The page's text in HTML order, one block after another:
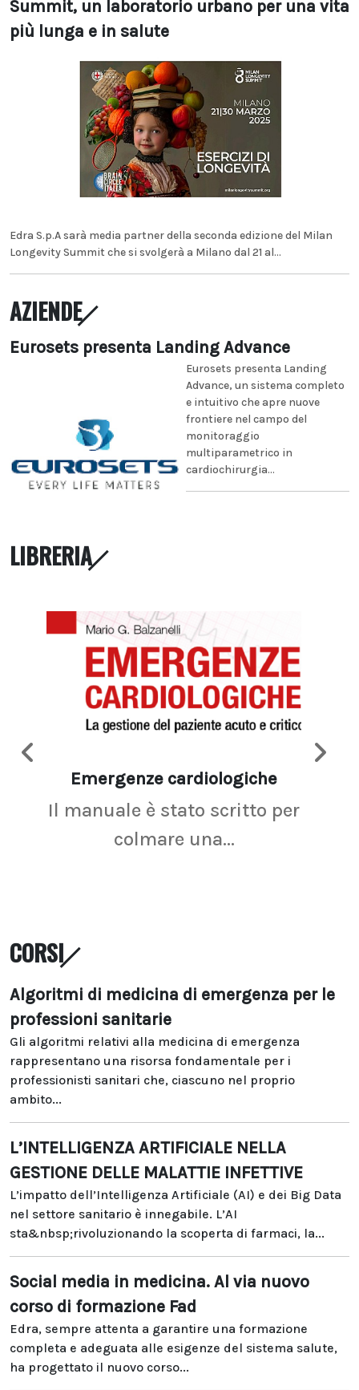
Summit, un laboratorio urbano per una vita
più lunga e in salute
Edra S.p.A sarà media partner della seconda edizione del Milan
Longevity Summit che si svolgerà a Milano dal 21 al...
AZIENDE
Eurosets presenta Landing Advance
Eurosets presenta Landing
Advance, un sistema completo
e intuitivo che apre nuove
frontiere nel campo del
monitoraggio
multiparametrico in
cardiochirurgia...
LIBRERIA
Emergenze cardiologiche
Il manuale è stato scritto per
colmare una...
CORSI
Algoritmi di medicina di emergenza per le
professioni sanitarie
Gli algoritmi relativi alla medicina di emergenza
rappresentano una risorsa fondamentale per i
professionisti sanitari che, ciascuno nel proprio
ambito...
L’INTELLIGENZA ARTIFICIALE NELLA
GESTIONE DELLE MALATTIE INFETTIVE
L’impatto dell’Intelligenza Artificiale (AI) e dei Big Data
nel settore sanitario è innegabile. L’AI
sta&nbsp;rivoluzionando la scoperta di farmaci, la...
Social media in medicina. Al via nuovo
corso di formazione Fad
Edra, sempre attenta a garantire una formazione
completa e adeguata alle esigenze del sistema salute,
ha progettato il nuovo corso...